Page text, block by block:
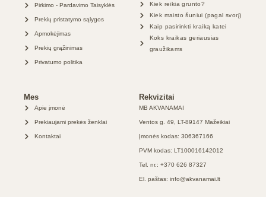
Pirkimo - Pardavimo Taisyklės
Prekių pristatymo sąlygos
Apmokėjimas
Prekių grąžinimas
Privatumo politika
Kiek reikia grunto?
Kiek maisto šuniui (pagal svorį)
Kaip pasirinkti kraiką katei
Koks kraikas geriausias
graužikams
Mes
Apie įmonė
Prekiaujami prekės ženklai
Kontaktai
Rekvizitai
MB AKVANAMAI
Ventos g. 49, LT-89147 Mažeikiai
Įmonės kodas: 306367166
PVM kodas: LT100016142012
Tel. nr.: +370 626 87327
El. paštas: info@akvanamai.lt